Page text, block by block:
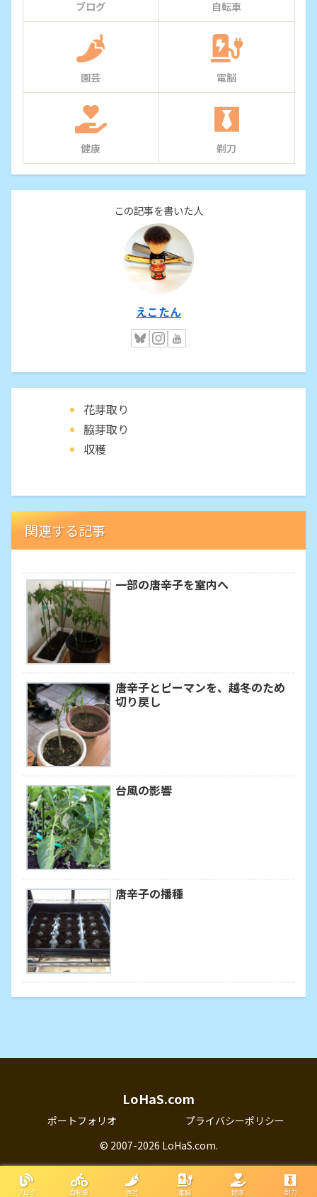
ブログ 自転車
園芸 電脳
健康 剃刀
この記事を書いた人
えこたん
花芽取り
脇芽取り
収穫
関連する記事
一部の唐辛子を室内へ
唐辛子とピーマンを、越冬のため
切り戻し
台風の影響
唐辛子の播種
LoHaS.com
ポートフォリオ
プライバシーポリシー
© 2007-2026 LoHaS.com.
ブログ 自転車 園芸 電脳 健康 剃刀